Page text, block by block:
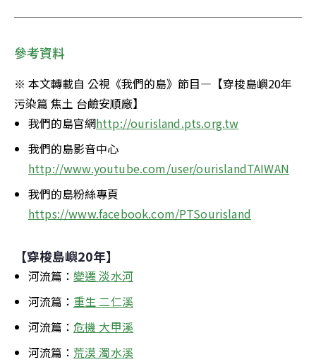
參考資料
※ 本文轉載自 公視《我們的島》節目—【穿梭島嶼20年
污染篇 焦土 台鹼安順廠】
我們的島官網http://ourisland.pts.org.tw
我們的島影音中心
http://www.youtube.com/user/ourislandTAIWAN
我們的島粉絲專頁
https://www.facebook.com/PTSourisland
【穿梭島嶼20年】
河流篇： 變遷 淡水河
河流篇： 重生 二仁溪
河流篇： 危機 大甲溪
河流篇： 荒漠 濁水溪